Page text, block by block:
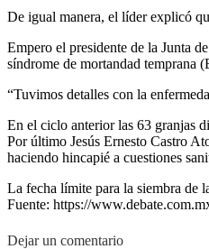
De igual manera, el líder explicó
Empero el presidente de la Junta
síndrome de mortandad temprana
“Tuvimos detalles con la
En el ciclo anterior las 63 granjas
Por último Jesús Ernesto Castro
haciendo hincapié a cuestiones
La fecha límite para la siembra de
Fuente: https://
Dejar un comentario